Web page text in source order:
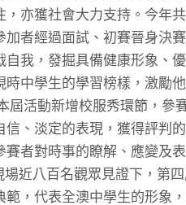
，亦獲社會大力支持。今年
者經過面試、初賽晉身決
我，發掘具備健康形象、
中學生的學習榜樣，激勵
屆活動新增校服秀環節，參
信、淡定的表現，獲得評判
者對時事的瞭解、應變及
近八百名觀眾見證下，第
，代表全澳中學生的形象